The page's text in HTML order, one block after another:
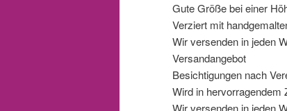
Gute Größe bei einer
Verziert mit
Wir versenden in jeden
Versandangebot
Besichtigungen nach
Wird in hervorragendem